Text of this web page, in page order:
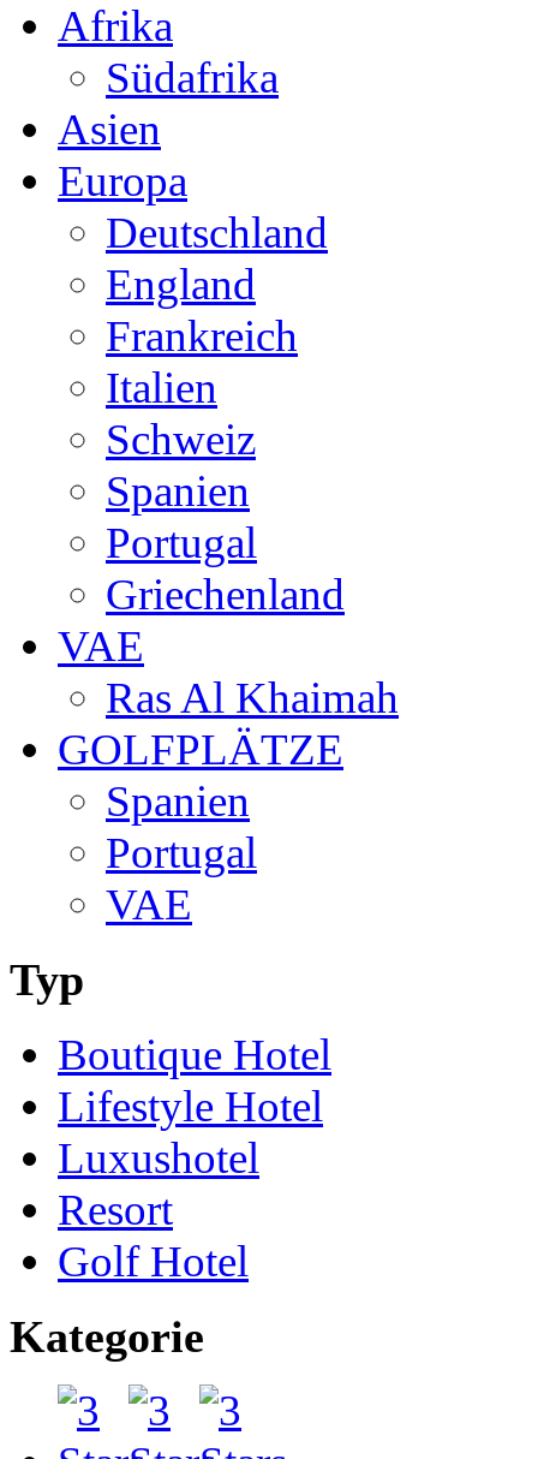
Afrika
Südafrika
Asien
Europa
Deutschland
England
Frankreich
Italien
Schweiz
Spanien
Portugal
Griechenland
VAE
Ras Al Khaimah
GOLFPLÄTZE
Spanien
Portugal
VAE
Typ
Boutique Hotel
Lifestyle Hotel
Luxushotel
Resort
Golf Hotel
Kategorie